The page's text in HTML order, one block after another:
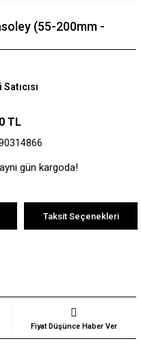
(55-200mm -
TL
gün kargoda!
Taksit Seçenekleri
Fiyat Düşünce Haber Ver